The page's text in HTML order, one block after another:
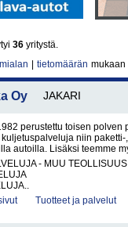
36 yritystä.
tietomäärän mukaan
Oy JAKARI
perustettu toisen polven
niin
autoilla. Lisäksi teemme
- MUU TEOLLISUUS
Tuotteet ja palvelut